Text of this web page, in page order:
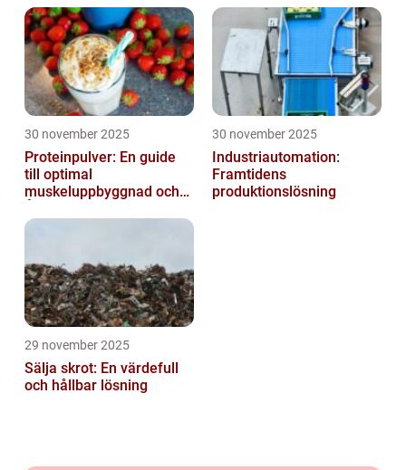
30 november 2025
Proteinpulver: En guide
till optimal
muskeluppbyggnad och
30 november 2025
Industriautomation:
Framtidens
produktionslösning
29 november 2025
Sälja skrot: En värdefull
och hållbar lösning